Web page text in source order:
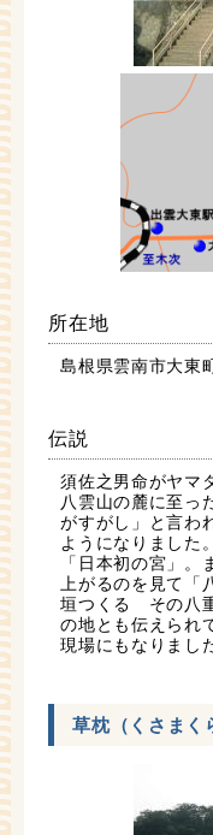
所在地
島根県雲南市大東
伝説
須佐之男命がヤマ
八雲山の麓に至っ
がすがし」と言わ
ようになりました
「日本初の宮」。
上がるのを見て
垣つくる その八
の地とも伝えられ
現場にもなりまし
草枕（くさまく